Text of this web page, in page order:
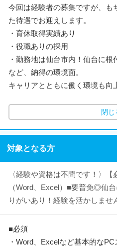
今回は経験者の募集ですが、も
た待遇でお迎えします。
・育休取得実績あり
・役職ありの採用
・勤務地は仙台市内！仙台に根
など、納得の環境面。
キャリアとともに働く環境も向
閉じ
対象となる方
〈経験や資格は不問です！〉
（Word、Excel）■要普免◎仙
りがいあり！経験を活かしませ
■必須
・Word、Excelなど基本的なPC